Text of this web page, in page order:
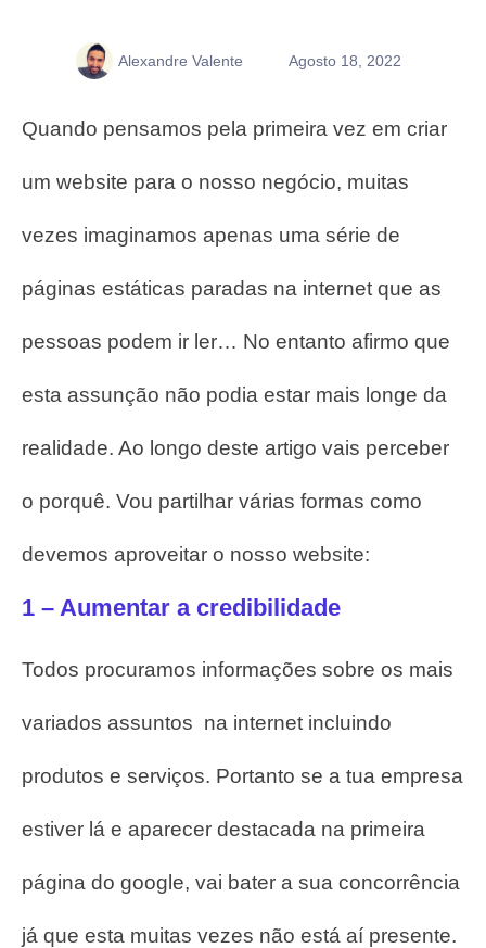
Alexandre Valente Agosto 18, 2022
Quando pensamos pela primeira vez em criar
um website para o nosso negócio, muitas
vezes imaginamos apenas uma série de
páginas estáticas paradas na internet que as
pessoas podem ir ler… No entanto afirmo que
esta assunção não podia estar mais longe da
realidade. Ao longo deste artigo vais perceber
o porquê. Vou partilhar várias formas como
devemos aproveitar o nosso website:
1 – Aumentar a credibilidade
Todos procuramos informações sobre os mais
variados assuntos na internet incluindo
produtos e serviços. Portanto se a tua empresa
estiver lá e aparecer destacada na primeira
página do google, vai bater a sua concorrência
já que esta muitas vezes não está aí presente.